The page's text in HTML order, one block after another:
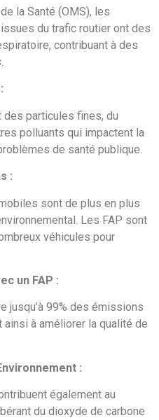
la Santé (OMS), les
du trafic routier ont des
contribuant à des
particules fines, du
polluants qui impactent la
de santé publique.
:
sont de plus en plus
Les FAP sont
véhicules pour
un FAP :
jusqu’à 99% des émissions
à améliorer la qualité de
:
également au
du dioxyde de carbone